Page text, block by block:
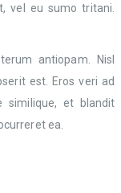
vel eu sumo tritani.
antiopam. Nisl
est. Eros veri ad
similique, et blandit
ea.